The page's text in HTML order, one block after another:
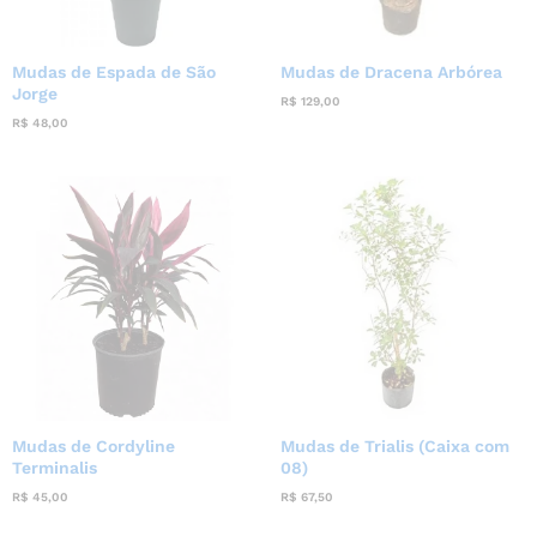
Mudas de Espada de São
Jorge
R$ 48,00
Mudas de Dracena Arbórea
R$ 129,00
Mudas de Cordyline
Terminalis
R$ 45,00
Mudas de Trialis (Caixa com
08)
R$ 67,50